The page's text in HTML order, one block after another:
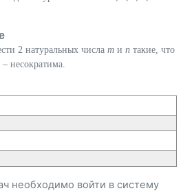
2 натуральных числа m и n такие, что
– несократима.
необходимо войти в систему